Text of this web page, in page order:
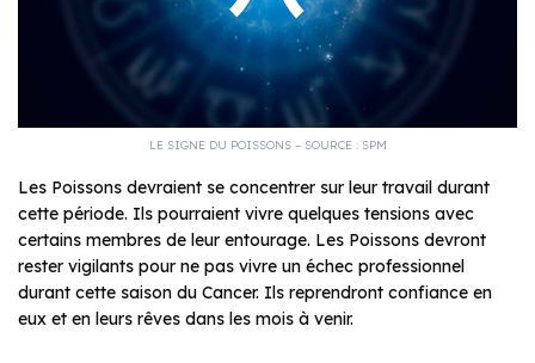
LE SIGNE DU POISSONS – SOURCE : SPM
Les Poissons devraient se concentrer sur leur travail durant
cette période. Ils pourraient vivre quelques tensions avec
certains membres de leur entourage. Les Poissons devront
rester vigilants pour ne pas vivre un échec professionnel
durant cette saison du Cancer. Ils reprendront confiance en
eux et en leurs rêves dans les mois à venir.